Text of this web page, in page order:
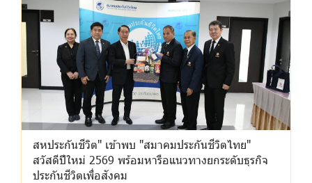
สหประกันชีวิต" เข้าพบ "สมาคมประกันชีวิตไทย"
สวัสดีปีใหม่ 2569 พร้อมหารือแนวทางยกระดับธุรกิจ
ประกันชีวิตเพื่อสังคม